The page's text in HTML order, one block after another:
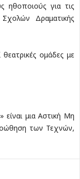
ηθοποιούς για τις
Δραματικής
ομάδες με
μια Αστική Μη
των Τεχνών,